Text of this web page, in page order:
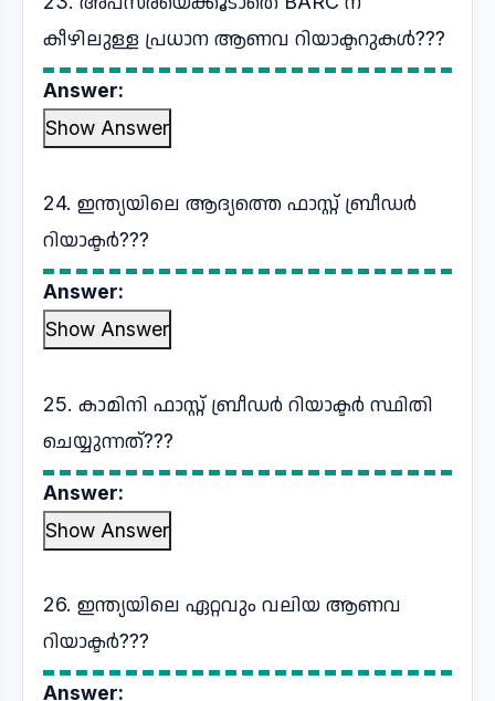
കീഴിലുള്ള പ്രധാന ആണവ റിയാക്ടറുകൾ???
Answer:
Show Answer
24. ഇന്ത്യയിലെ ആദ്യത്തെ ഫാസ്റ്റ് ബ്രീഡർ
റിയാക്ടർ???
Answer:
Show Answer
25. കാമിനി ഫാസ്റ്റ് ബ്രീഡർ റിയാക്ടർ സ്ഥിതി
ചെയ്യുന്നത്???
Answer:
Show Answer
26. ഇന്ത്യയിലെ ഏറ്റവും വലിയ ആണവ
റിയാക്ടർ???
Answer: